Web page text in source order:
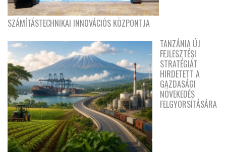
SZÁMÍTÁSTECHNIKAI INNOVÁCIÓS KÖZPONTJA
TANZÁNIA ÚJ
FEJLESZTÉSI
STRATÉGIÁT
HIRDETETT A
GAZDASÁGI
NÖVEKEDÉS
FELGYORSÍTÁSÁRA